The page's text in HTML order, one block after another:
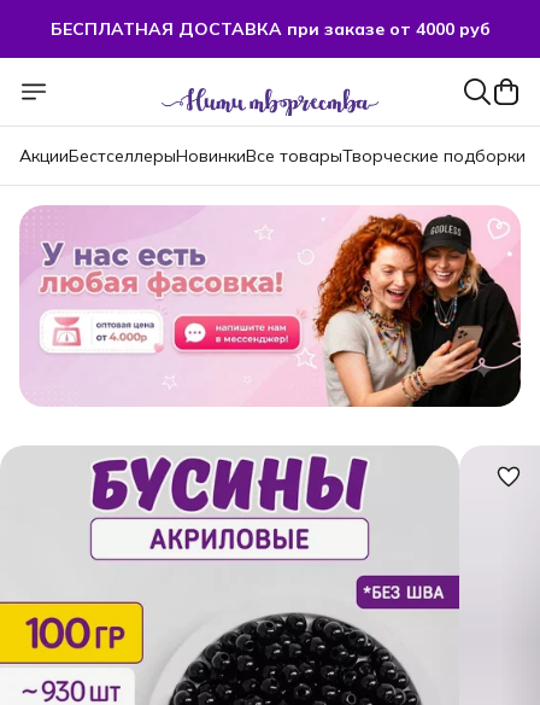
БЕСПЛАТНАЯ ДОСТАВКА при заказе от 4000 руб
АкцииБестселлерыНовинкиВсе товарыТворческие подборки